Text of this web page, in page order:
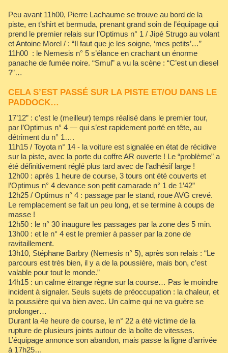
Peu avant 11h00, Pierre Lachaume se trouve au bord de la
piste, en t’shirt et bermuda, prenant grand soin de l’équipage qui
prend le premier relais sur l’Optimus n° 1 / Jipé Strugo au volant
et Antoine Morel / : “Il faut que je les soigne, ‘mes petits’…”
11h00 : le Nemesis n° 5 s’élance en crachant un énorme
panache de fumée noire. “Smul” a vu la scène : “C’est un diesel
?”…
CELA S’EST PASSÉ SUR LA PISTE ET/OU DANS LE
PADDOCK…
17’12” : c’est le (meilleur) temps réalisé dans le premier tour,
par l’Optimus n° 4 — qui s’est rapidement porté en tête, au
détriment du n° 1….
11h15 / Toyota n° 14 - la voiture est signalée en état de récidive
sur la piste, avec la porte du coffre AR ouverte ! Le “problème” a
été définitivement réglé plus tard avec de l’adhésif large !
12h00 : après 1 heure de course, 3 tours ont été couverts et
l’Optimus n° 4 devance son petit camarade n° 1 de 1’42”
12h25 / Optimus n° 4 : passage par le stand, roue AVG crevé.
Le remplacement se fait un peu long, et se termine à coups de
masse !
12h50 : le n° 30 inaugure les passages par la zone des 5 min.
13h00 : et le n° 4 est le premier à passer par la zone de
ravitaillement.
13h10, Stéphane Barbry (Nemesis n° 5), après son relais : “Le
parcours est très bien, il y a de la poussière, mais bon, c’est
valable pour tout le monde.”
14h15 : un calme étrange règne sur la course… Pas le moindre
incident à signaler. Seuls sujets de préoccupation : la chaleur, et
la poussière qui va bien avec. Un calme qui ne va guère se
prolonger…
Durant la 4e heure de course, le n° 22 a été victime de la
rupture de plusieurs joints autour de la boîte de vitesses.
L’équipage annonce son abandon, mais passe la ligne d’arrivée
à 17h25…